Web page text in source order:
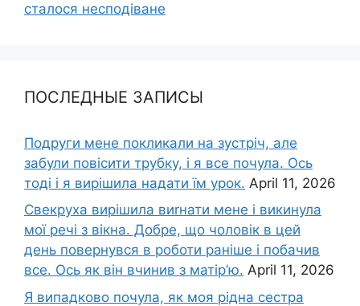
сталося несподіване
ПОСЛЕДНЫЕ ЗАПИСЫ
Подруги мене покликали на зустріч, але
забули повісити трубку, і я все почула. Ось
тоді і я вирішила надати їм урок. April 11, 2026
Свекруха вирішила виrнати мене і викинула
мої речі з вікна. Добре, що чоловік в цей
день повернувся в роботи раніше і побачив
все. Ось як він вчинив з матір’ю. April 11, 2026
Я випадково почула, як моя рідна сестра